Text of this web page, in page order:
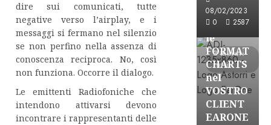
dire sui comunicati, tutte
negative verso l’airplay, e i
messaggi si fermano nel silenzio
se non perfino nella assenza di
conoscenza reciproca. No, così
non funziona. Occorre il dialogo.
Le emittenti Radiofoniche che
intendono attivarsi devono
incontrare i rappresentanti delle
08/02/2023
0
2587
3 minuti
letti
Partnership
le
FORMAT
CHARTS
nel
VOSTRO
CLIENT
EARONE